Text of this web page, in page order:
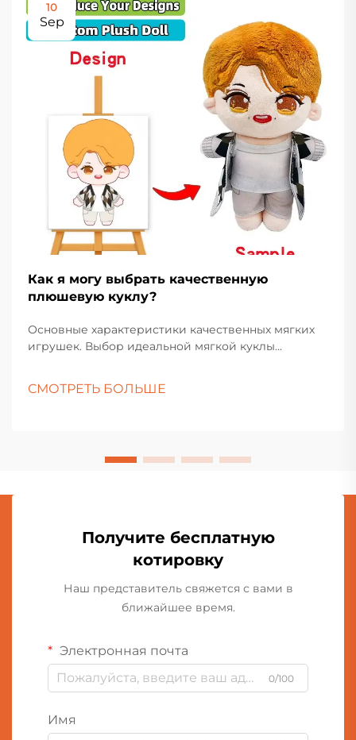
10
Sep
Как я могу выбрать качественную
плюшевую куклу?
Основные характеристики качественных мягких
игрушек. Выбор идеальной мягкой куклы
игрушки занимают особое место как в детских
СМОТРЕТЬ БОЛЬШЕ
Получите бесплатную
котировку
Наш представитель свяжется с вами в
ближайшее время.
Электронная почта
0/100
Имя